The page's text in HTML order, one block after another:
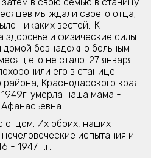
мы ждали своего отца;
никаких вестей.. К
здоровье и физические силы
домой безнадежно больным
его не стало. 27 января
его в станице
Краснодарского края.
1949г. умерла наша мама -
отцом. Их обоих, наших
испытания и
- 1947 г.г.